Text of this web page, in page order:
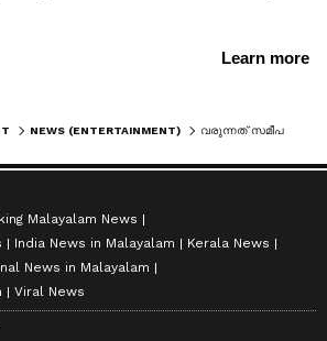
NEWS (ENTERTAINMENT)
Malayalam News
India News in Malayalam
Kerala News
News in Malayalam
Viral News